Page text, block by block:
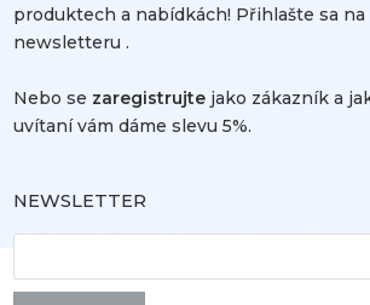
produktech a nabídkách! Přihlašte sa na
newsletteru .
Nebo se zaregistrujte jako zákazník a
uvítaní vám dáme slevu 5%.
NEWSLETTER